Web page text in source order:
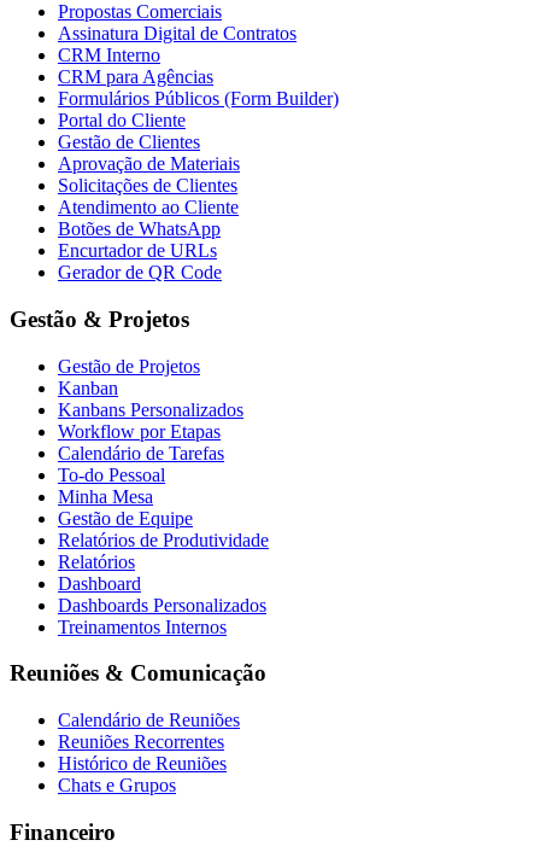
Propostas Comerciais
Assinatura Digital de Contratos
CRM Interno
CRM para Agências
Formulários Públicos (Form Builder)
Portal do Cliente
Gestão de Clientes
Aprovação de Materiais
Solicitações de Clientes
Atendimento ao Cliente
Botões de WhatsApp
Encurtador de URLs
Gerador de QR Code
Gestão & Projetos
Gestão de Projetos
Kanban
Kanbans Personalizados
Workflow por Etapas
Calendário de Tarefas
To-do Pessoal
Minha Mesa
Gestão de Equipe
Relatórios de Produtividade
Relatórios
Dashboard
Dashboards Personalizados
Treinamentos Internos
Reuniões & Comunicação
Calendário de Reuniões
Reuniões Recorrentes
Histórico de Reuniões
Chats e Grupos
Financeiro